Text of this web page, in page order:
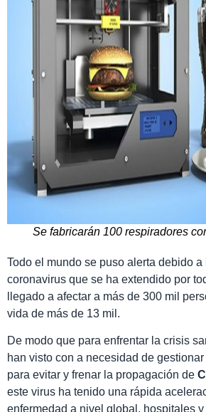
Se fabricarán 100 respiradores
Todo el mundo se puso alerta debido
coronavirus que se ha extendido por
llegado a afectar a más de 300 mil
vida de más de 13 mil.
De modo que para enfrentar la crisis
han visto con a necesidad de
para evitar y frenar la propagación de
este virus ha tenido una rápida
enfermedad a nivel global, hospitales